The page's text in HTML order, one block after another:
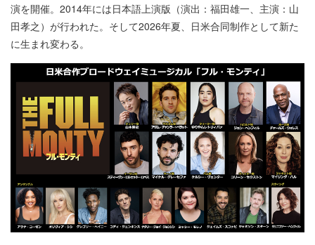
演を開催。2014年には日本語上演版（演出：福田雄一、主演：山
田孝之）が行われた。そして2026年夏、日米合同制作として新た
に生まれ変わる。